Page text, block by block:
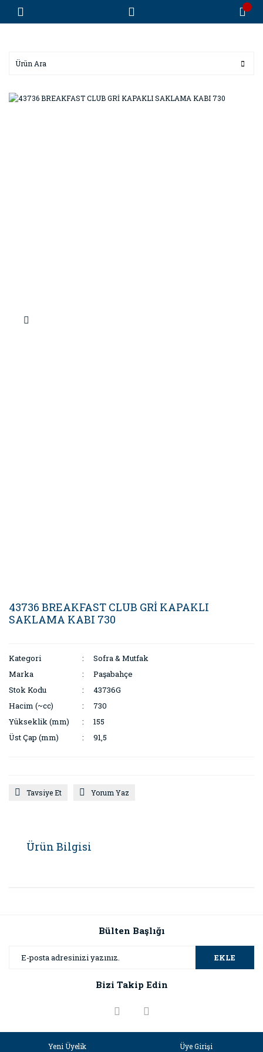
43736 BREAKFAST CLUB GRİ KAPAKLI
SAKLAMA KABI 730
Kategori
Sofra & Mutfak
Marka
Paşabahçe
Stok Kodu
43736G
Hacim (~cc)
730
Yükseklik (mm)
155
Üst Çap (mm)
91,5
Tavsiye Et Yorum Yaz
Ürün Bilgisi
Bülten Başlığı
EKLE
Bizi Takip Edin
Yeni Üyelik Üye Girişi